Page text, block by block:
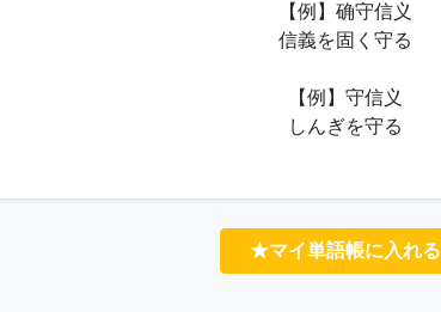
【例】确守信义
信義を固く守る
【例】守信义
しんぎを守る
★マイ単語帳に入れる